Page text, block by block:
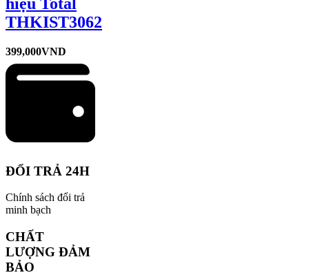
hiệu Total
THKIST3062
399,000VND
ĐỔI TRẢ 24H
Chính sách đổi trả
minh bạch
CHẤT
LƯỢNG ĐẢM
BẢO